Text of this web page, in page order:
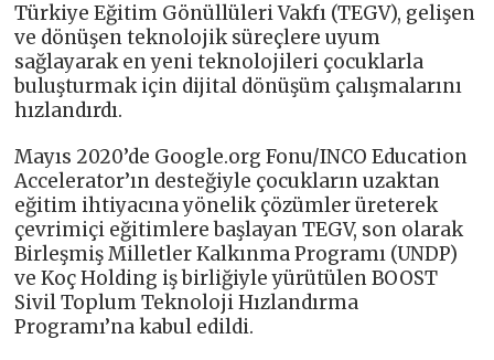
Türkiye Eğitim Gönüllüleri Vakfı (TEGV), gelişen
ve dönüşen teknolojik süreçlere uyum
sağlayarak en yeni teknolojileri çocuklarla
buluşturmak için dijital dönüşüm çalışmalarını
hızlandırdı.
Mayıs 2020’de Google.org Fonu/INCO Education
Accelerator’ın desteğiyle çocukların uzaktan
eğitim ihtiyacına yönelik çözümler üreterek
çevrimiçi eğitimlere başlayan TEGV, son olarak
Birleşmiş Milletler Kalkınma Programı (UNDP)
ve Koç Holding iş birliğiyle yürütülen BOOST
Sivil Toplum Teknoloji Hızlandırma
Programı’na kabul edildi.